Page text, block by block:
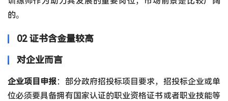
的。
02 证书含金量较高
对企业而言
企业项目申报：部分政府招投标项目要求，招投标企业或单
位必须要具备拥有国家认证的职业资格证书或者职业技能等